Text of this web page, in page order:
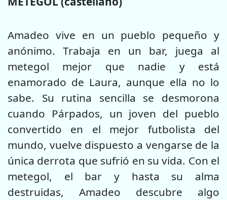
Amadeo vive en un pueblo pequeño y
anónimo. Trabaja en un bar, juega al
metegol mejor que nadie y está
enamorado de Laura, aunque ella no lo
sabe. Su rutina sencilla se desmorona
cuando Párpados, un joven del pueblo
convertido en el mejor futbolista del
mundo, vuelve dispuesto a vengarse de la
única derrota que sufrió en su vida. Con el
metegol, el bar y hasta su alma
destruidas, Amadeo descubre algo